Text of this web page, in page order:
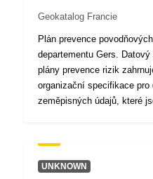
Geokatalog Francie
Plán prevence
departementu Gers.
plány prevence rizik
organizační specifikace
zeměpisných údajů, které
životního prostředí. Nástroj
dne 22. července 1987 o
UNKNOWN